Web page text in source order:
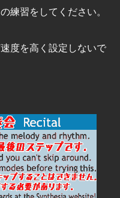
練習をしてください。
度を高く設定しないで